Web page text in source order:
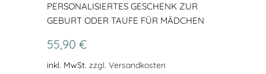
PERSONALISIERTES GESCHENK ZUR
GEBURT ODER TAUFE FÜR MÄDCHEN
55,90 €
inkl. MwSt. zzgl. Versandkosten